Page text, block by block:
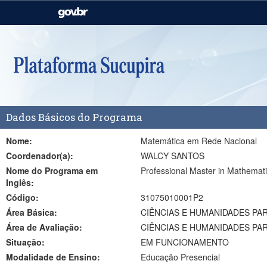
Casa Civil
Pecuária e Abastecimento
Dados Básicos do Programa
Nome:
Matemática em Rede Nacional
Coordenador(a):
WALCY SANTOS
Nome do Programa em
Inglês:
Professional Master in
Código:
31075010001P2
Área Básica:
CIÊNCIAS E HUMANIDADES
Área de Avaliação:
CIÊNCIAS E HUMANIDADES
Situação:
EM FUNCIONAMENTO
Modalidade de Ensino:
Educação Presencial